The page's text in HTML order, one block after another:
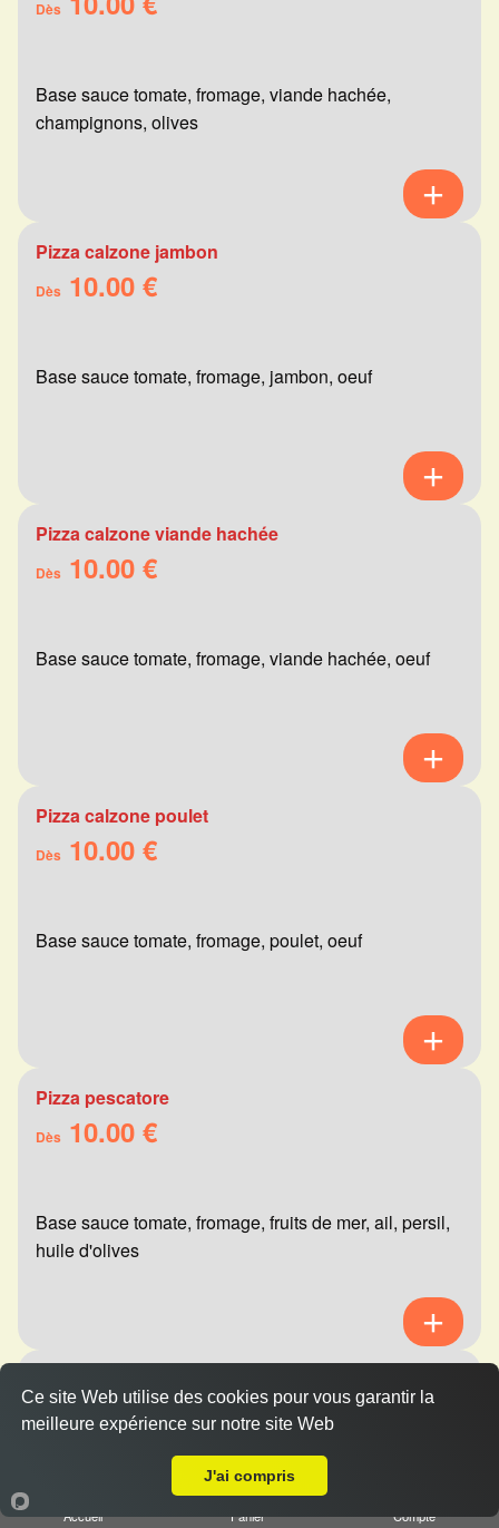
Dès
Base sauce tomate, fromage, viande hachée,
champignons, olives
Pizza calzone jambon
Dès 10.00 €
Base sauce tomate, fromage, jambon, oeuf
Pizza calzone viande hachée
Dès 10.00 €
Base sauce tomate, fromage, viande hachée, oeuf
Pizza calzone poulet
Dès 10.00 €
Base sauce tomate, fromage, poulet, oeuf
Pizza pescatore
Dès 10.00 €
Base sauce tomate, fromage, fruits de mer, ail, persil,
huile d'olives
Dès10.00 €
Base sauce tomate, fromage, viande hachée,
Accueil Panier Compte
Ce site Web utilise des cookies pour vous garantir la
meilleure expérience sur notre site Web
J'ai compris